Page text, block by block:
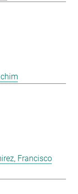
Francisco